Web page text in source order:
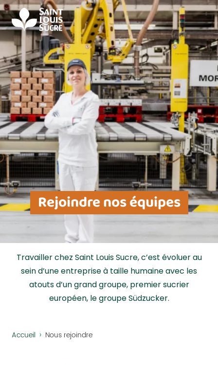
Rejoindre nos équipes
Travailler chez Saint Louis Sucre, c’est évoluer au
sein d’une entreprise à taille humaine avec les
atouts d’un grand groupe, premier sucrier
européen, le groupe Südzucker.
Accueil › Nous rejoindre
Panneau de gestion des cookies